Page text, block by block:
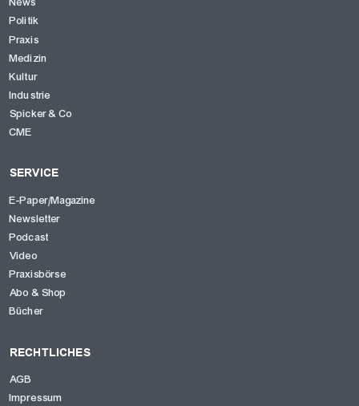
News
Politik
Praxis
Medizin
Kultur
Industrie
Spicker & Co
CME
SERVICE
E-Paper/Magazine
Newsletter
Podcast
Video
Praxisbörse
Abo & Shop
Bücher
RECHTLICHES
AGB
Impressum